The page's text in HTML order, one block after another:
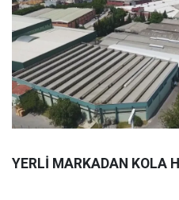
YERLİ MARKADAN KOLA